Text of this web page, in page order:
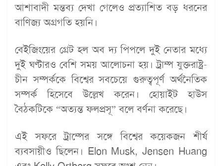
আশাবাদী মন্তব্য দেখা গেলেও প্রত্যাশিত বড় ধরনের
বাণিজ্য অগ্রগতি হয়নি।
বেইজিংয়ের গ্রেট হল অব দ্য পিপলে দুই নেতার মধ্যে
দুই ঘণ্টারও বেশি সময় আলোচনা হয়। ট্রাম্প যুক্তরাষ্ট্র-
চীন সম্পর্ককে বিশ্বের সবচেয়ে গুরুত্বপূর্ণ অর্থনৈতিক
সম্পর্ক হিসেবে উল্লেখ করেন। হোয়াইট হাউস
বৈঠকটিকে “অত্যন্ত ফলপ্রসূ” বলে বর্ণনা করেছে।
এই সফরে ট্রাম্পের সঙ্গে বিশ্বের কয়েকজন শীর্ষ
ব্যবসায়ীও ছিলেন। Elon Musk, Jensen Huang